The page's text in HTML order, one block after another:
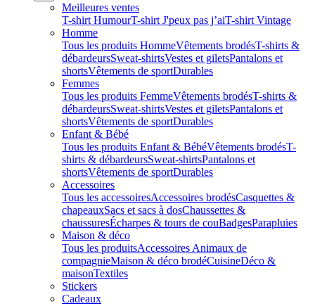
Meilleures ventes
T-shirt HumourT-shirt J'peux pas j’aiT-shirt Vintage
Homme
Tous les produits HommeVêtements brodésT-shirts &
débardeursSweat-shirtsVestes et giletsPantalons et
shortsVêtements de sportDurables
Femmes
Tous les produits FemmeVêtements brodésT-shirts &
débardeursSweat-shirtsVestes et giletsPantalons et
shortsVêtements de sportDurables
Enfant & Bébé
Tous les produits Enfant & BébéVêtements brodésT-
shirts & débardeursSweat-shirtsPantalons et
shortsVêtements de sportDurables
Accessoires
Tous les accessoiresAccessoires brodésCasquettes &
chapeauxSacs et sacs à dosChaussettes &
chaussuresÉcharpes & tours de couBadgesParapluies
Maison & déco
Tous les produitsAccessoires Animaux de
compagnieMaison & déco brodéCuisineDéco &
maisonTextiles
Stickers
Cadeaux